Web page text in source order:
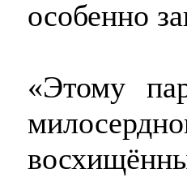
особенно
«Этому